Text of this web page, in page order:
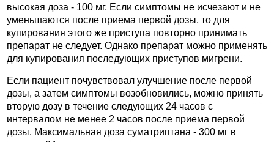
высокая доза - 100 мг. Если симптомы не исчезают и не
уменьшаются после приема первой дозы, то для
купирования этого же приступа повторно принимать
препарат не следует. Однако препарат можно применять
для купирования последующих приступов мигрени.
Если пациент почувствовал улучшение после первой
дозы, а затем симптомы возобновились, можно принять
вторую дозу в течение следующих 24 часов с
интервалом не менее 2 часов после приема первой
дозы. Максимальная доза суматриптана - 300 мг в